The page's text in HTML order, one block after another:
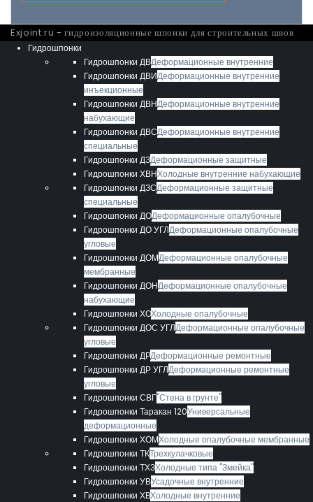
Exjoint.ru - гидроизоляционные шпонки для строительных швов
Гидрошпонки
Гидрошпонки ДВДеформационные внутренние
Гидрошпонки ДВИДеформационные внутренние
инъекционные
Гидрошпонки ДВНДеформационные внутренние
набухающие
Гидрошпонки ДВСДеформационные внутренние
специальные
Гидрошпонки ДЗДеформационные защитные
Гидрошпонки ХВНХолодные внутренние набухающие
Гидрошпонки ДЗСДеформационные защитные
специальные
Гидрошпонки ДОДеформационные опалубочные
Гидрошпонки ДО УГЛДеформационные опалубочные
угловые
Гидрошпонки ДОМДеформационные опалубочные
мембранные
Гидрошпонки ДОНДеформационные опалубочные
набухающие
Гидрошпонки ХОХолодные опалубочные
Гидрошпонки ДОС УГЛДеформационные опалубочные
угловые
Гидрошпонки ДРДеформационные ремонтные
Гидрошпонки ДР УГЛДеформационные ремонтные
угловые
Гидрошпонки СВГ"Стена в грунте"
Гидрошпонки Таракан 120Универсальные
деформационные
Гидрошпонки ХОМХолодные опалубочные мембранные
Гидрошпонки ТКТрехкулачковые
Гидрошпонки ТХЗХолодные типа "Змейка"
Гидрошпонки УВУсадочные внутренние
Гидрошпонки ХВХолодные внутренние